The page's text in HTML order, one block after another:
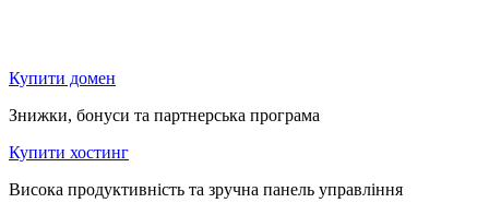
Купити домен
Знижки, бонуси та партнерська програма
Купити хостинг
Висока продуктивність та зручна панель управління